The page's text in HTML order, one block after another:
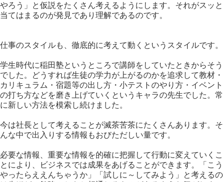
やろう」と仮説をたくさん考えるようにします。それがスッと
当てはまるのが発見であり理解であるのです。
仕事のスタイルも、徹底的に考えて動くというスタイルです。
学生時代に稲田塾というところで講師をしていたときからそう
でした。どうすれば生徒の学力が上がるのかを追求して教材・
カリキュラム・宿題等の出し方・小テストのやり方・イベント
の打ち方などを磨き上げていくというキャラの先生でした。常
に新しい方法を模索し続けました。
今は社長として考えることが滅茶苦茶にたくさんあります。そ
んな中で出入りする情報もおびただしい量です。
必要な情報、重要な情報を的確に把握して行動に変えていくこ
とにより、ビジネスでは成果をあげることができます。「こう
やったらええんちゃうか」「試しに～してみよう」と考えるの